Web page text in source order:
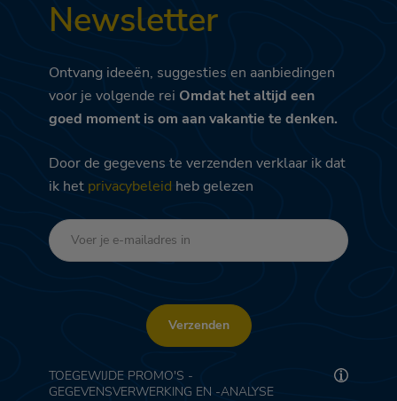
Newsletter
Ontvang ideeën, suggesties en aanbiedingen
voor je volgende rei Omdat het altijd een
goed moment is om aan vakantie te denken.
Door de gegevens te verzenden verklaar ik dat
ik het privacybeleid heb gelezen
Verzenden
TOEGEWIJDE PROMO'S -
GEGEVENSVERWERKING EN -ANALYSE